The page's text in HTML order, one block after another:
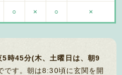
○ × ○ ×
5時45分(木、土曜日は、朝9
です。朝は8:30頃に玄関を開